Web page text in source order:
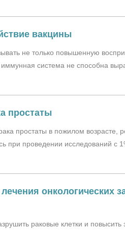
вакцины
не только повышенную
система не способна
простаты
простаты в пожилом возрасте,
при проведении исследований
онкологических
раковые клетки и